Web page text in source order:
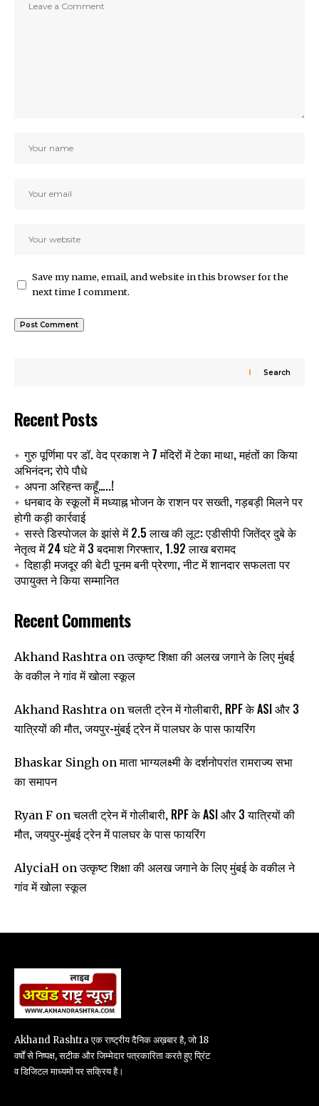
Save my name, email, and website in this browser for the
next time I comment.
Search
Recent Posts
गुरु पूर्णिमा पर डॉ. वेद प्रकाश ने 7 मंदिरों में टेका माथा, महंतों का किया
अभिनंदन; रोपे पौधे
अपना अरिहन्त कहूँ…..!
धनबाद के स्कूलों में मध्याह्न भोजन के राशन पर सख्ती, गड़बड़ी मिलने पर
होगी कड़ी कार्रवाई
सस्ते डिस्पोजल के झांसे में 2.5 लाख की लूट: एडीसीपी जितेंद्र दुबे के
नेतृत्व में 24 घंटे में 3 बदमाश गिरफ्तार, 1.92 लाख बरामद
दिहाड़ी मजदूर की बेटी पूनम बनी प्रेरणा, नीट में शानदार सफलता पर
उपायुक्त ने किया सम्मानित
Recent Comments
Akhand Rashtra onउत्कृष्ट शिक्षा की अलख जगाने के लिए मुंबई
के वकील ने गांव में खोला स्कूल
Akhand Rashtra onचलती ट्रेन में गोलीबारी, RPF के ASI और 3
यात्रियों की मौत, जयपुर-मुंबई ट्रेन में पालघर के पास फायरिंग
Bhaskar Singh onमाता भाग्यलक्ष्मी के दर्शनोपरांत रामराज्य सभा
का समापन
Ryan F onचलती ट्रेन में गोलीबारी, RPF के ASI और 3 यात्रियों की
मौत, जयपुर-मुंबई ट्रेन में पालघर के पास फायरिंग
AlyciaH onउत्कृष्ट शिक्षा की अलख जगाने के लिए मुंबई के वकील ने
गांव में खोला स्कूल
Akhand Rashtra एक राष्ट्रीय दैनिक अख़बार है, जो 18
वर्षों से निष्पक्ष, सटीक और जिम्मेदार पत्रकारिता करते हुए प्रिंट
व डिजिटल माध्यमों पर सक्रिय है।